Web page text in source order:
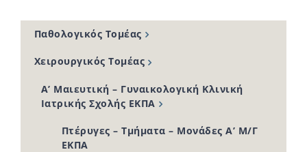
Παθολογικός Τομέας
Χειρουργικός Τομέας
Α’ Μαιευτική – Γυναικολογική Κλινική
Ιατρικής Σχολής ΕΚΠΑ
Πτέρυγες – Τμήματα – Μονάδες Α’ Μ/Γ
ΕΚΠΑ